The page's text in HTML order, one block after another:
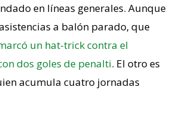
en líneas generales. Aunque
a balón parado, que
un hat-trick contra el
dos goles de penalti. El otro es
acumula cuatro jornadas